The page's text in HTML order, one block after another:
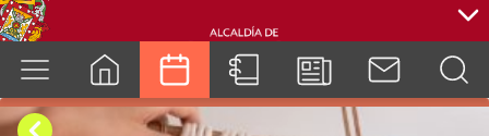
cuenca.gob.ec